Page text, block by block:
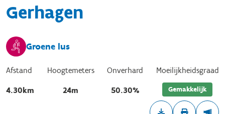
Gerhagen
Groene lus
Afstand
4.30km
Hoogtemeters
24m
Onverhard
50.30%
Moeilijkheidsgraad
Gemakkelijk